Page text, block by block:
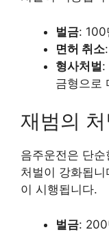
벌금: 100
면허 취소
형사처벌:
금형으로
재범의
음주운전은 단
처벌이 강화됩
이 시행됩니다.
벌금: 200